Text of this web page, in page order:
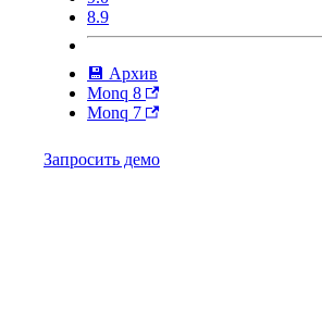
8.9
💾 Архив
Monq 8
Monq 7
Запросить демо